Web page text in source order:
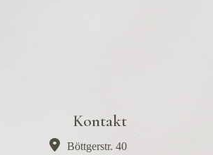
Kontakt
Böttgerstr. 40